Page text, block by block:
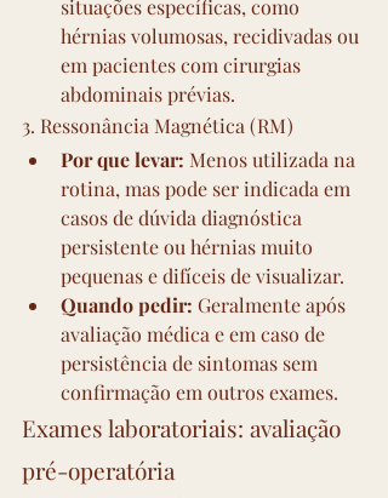
situações específicas, como
hérnias volumosas, recidivadas ou
em pacientes com cirurgias
abdominais prévias.
3. Ressonância Magnética (RM)
Por que levar: Menos utilizada na
rotina, mas pode ser indicada em
casos de dúvida diagnóstica
persistente ou hérnias muito
pequenas e difíceis de visualizar.
Quando pedir: Geralmente após
avaliação médica e em caso de
persistência de sintomas sem
confirmação em outros exames.
Exames laboratoriais: avaliação
pré-operatória